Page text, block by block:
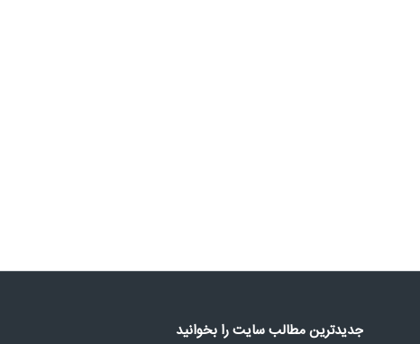
جدیدترین مطالب سایت را بخوانید